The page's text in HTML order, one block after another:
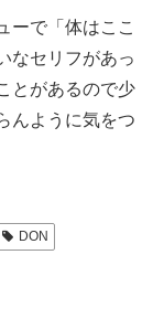
ーで「体はここ
なセリフがあっ
とがあるので少
んように気をつ
DON